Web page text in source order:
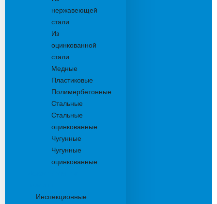
нержавеющей
стали
Из
оцинкованной
стали
Медные
Пластиковые
Полимербетонные
Стальные
Стальные
оцинкованные
Чугунные
Чугунные
оцинкованные
Инспекционные